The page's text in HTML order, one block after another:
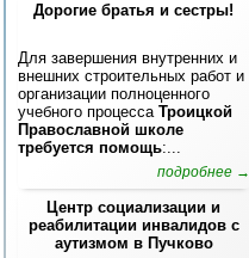
Дорогие братья и сестры!
Для завершения внутренних и
внешних строительных работ и
организации полноценного
учебного процесса Троицкой
Православной школе
требуется помощь:...
подробнее →
Центр социализации и
реабилитации инвалидов с
аутизмом в Пучково